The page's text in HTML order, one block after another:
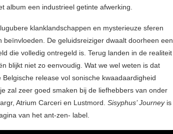
album een industrieel getinte afwerking.
klanklandschappen en mysterieuze sferen
De geluidsreiziger dwaalt doorheen een
die volledig ontregeld is. Terug landen in de realiteit
blijkt niet zo eenvoudig. Wat we wel weten is dat
release vol sonische kwaadaardigheid
zal zeer goed smaken bij de liefhebbers van onder
Atrium Carceri en Lustmord. Sisyphus’ Journeyis
van het ant-zen- label.